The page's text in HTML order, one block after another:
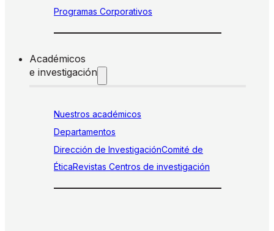
Programas Corporativos
Académicos
e investigación
Nuestros académicos
Departamentos
Dirección de InvestigaciónComité de
ÉticaRevistas Centros de investigación